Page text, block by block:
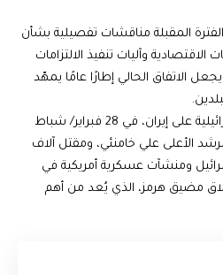
المقبلة مناقشات تفصيلية بشأن
الاقتصادية وآليات تنفيذ الالتزامات
الاتفاق الحالي إطارًا عامًا يمهّد
واندلعت الحرب الأمريكية الإسرائيلية على إيران، في 28 فبراير/ شباط
الأعلى علي خامنئي، ومقتل آلاف
ومنشآت عسكرية أمريكية في
مضيق هرمز، الذي يُعد من أهم